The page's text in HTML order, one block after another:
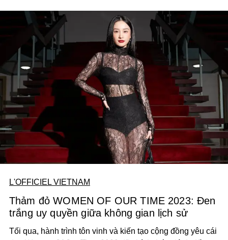
L'OFFICIEL VIETNAM
Thảm đỏ WOMEN OF OUR TIME 2023: Đen
trắng uy quyền giữa không gian lịch sử
Tối qua, hành trình tôn vinh và kiến tạo cộng đồng yêu cái